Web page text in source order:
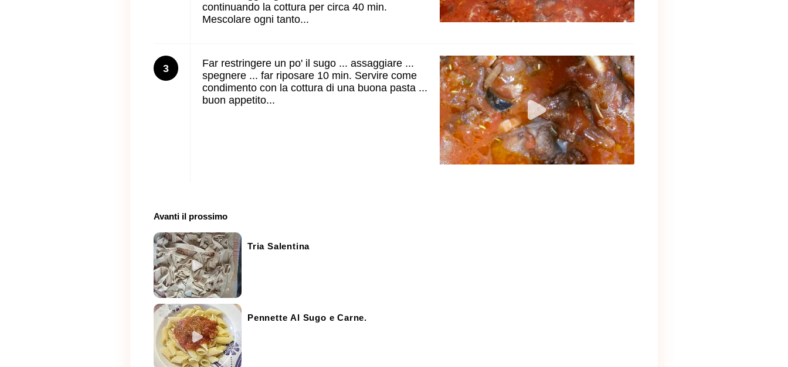
continuando la cottura per circa 40 min.
Mescolare ogni tanto...
3
Far restringere un po' il sugo ... assaggiare ...
spegnere ... far riposare 10 min. Servire come
condimento con la cottura di una buona pasta ...
buon appetito...
Avanti il ​​prossimo
Tria Salentina
Pennette Al Sugo e Carne.